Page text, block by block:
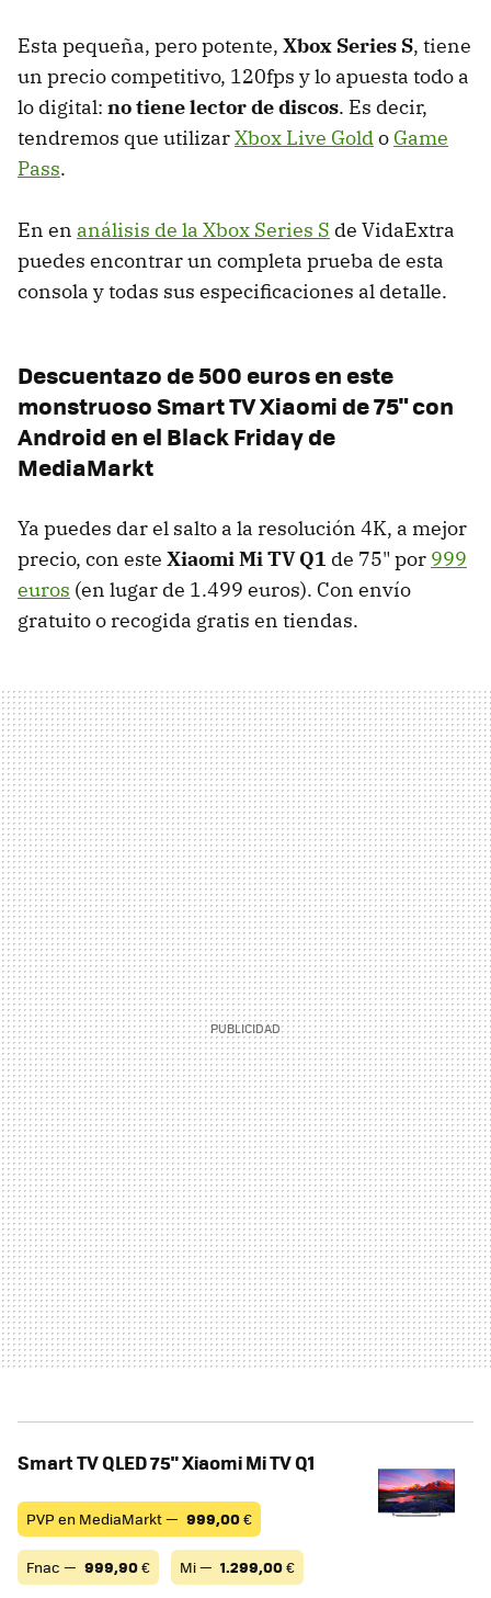
Esta pequeña, pero potente, Xbox Series S, tiene
un precio competitivo, 120fps y lo apuesta todo a
lo digital: no tiene lector de discos. Es decir,
tendremos que utilizarXbox Live Goldo Game
Pass.
En en análisis de la Xbox Series S de VidaExtra
puedes encontrar un completa prueba de esta
consola y todas sus especificaciones al detalle.
Descuentazo de 500 euros en este
monstruoso Smart TV Xiaomi de 75" con
Android en el Black Friday de
MediaMarkt
Ya puedes dar el salto a la resolución 4K, a mejor
precio, con este Xiaomi Mi TV Q1 de 75" por 999
euros (en lugar de 1.499 euros). Con envío
gratuito o recogida gratis en tiendas.
Smart TV QLED 75" Xiaomi Mi TV Q1
PVP en MediaMarkt — 999,00€
Fnac — 999,90€ Mi — 1.299,00€